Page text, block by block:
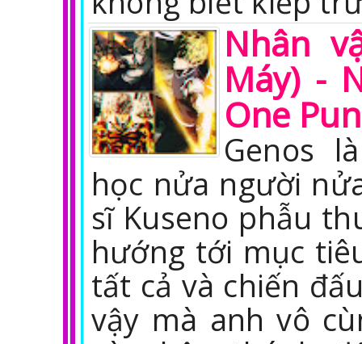
Nhân
Máy) -
One
Genos
học nửa người
sĩ Kuseno phẫu
hướng tới mục
tất cả và chiến
vậy mà anh vô